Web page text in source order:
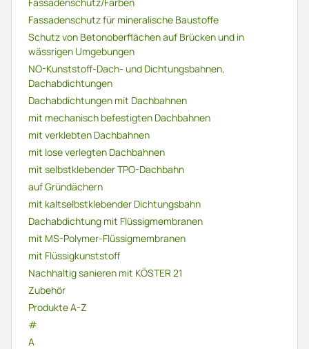
Fassadenschutz für mineralische Baustoffe
Schutz von Betonoberflächen auf Brücken und in
wässrigen Umgebungen
NO-Kunststoff-Dach- und Dichtungsbahnen,
Dachabdichtungen
Dachabdichtungen mit Dachbahnen
mit mechanisch befestigten Dachbahnen
mit verklebten Dachbahnen
mit lose verlegten Dachbahnen
mit selbstklebender TPO-Dachbahn
auf Gründächern
mit kaltselbstklebender Dichtungsbahn
Dachabdichtung mit Flüssigmembranen
mit MS-Polymer-Flüssigmembranen
mit Flüssigkunststoff
Nachhaltig sanieren mit KÖSTER 21
Zubehör
Produkte A-Z
#
A